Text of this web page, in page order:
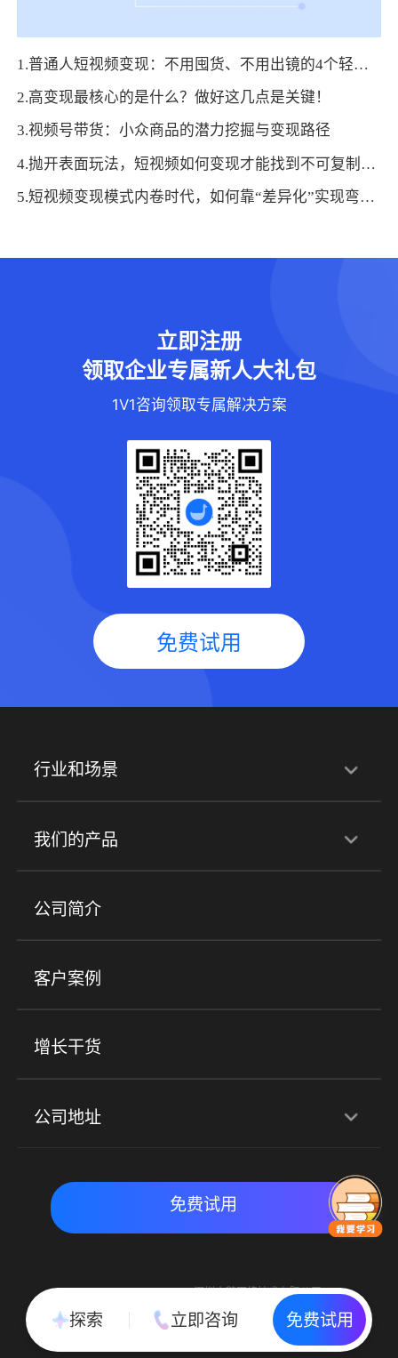
1.普通人短视频变现：不用囤货、不用出镜的4个轻资产玩法
2.高变现最核心的是什么？做好这几点是关键！
3.视频号带货：小众商品的潜力挖掘与变现路径
4.抛开表面玩法，短视频如何变现才能找到不可复制的盈利内核？
5.短视频变现模式内卷时代，如何靠“差异化”实现弯道超车
立即注册
领取企业专属新人大礼包
1V1咨询领取专属解决方案
免费试用
行业和场景
行业解决方案
培训机构 职业技能培训 兴趣培训
金融行业
心理机构
实时私域带货 数字化运营
我们的产品
产品
小程序商城 ERP 企微SCRM
社群圈子
公司简介
客户案例
增长干货
公司地址
北京地址：北京市朝阳区朝外大街乙6号23层
免费试用
Copyright © 2015-2018 深圳小鹅网络技术有限公司
All Rights Reserved. 粤ICP备15020529号
粤公网安备 44030502002037号
探索 立即咨询 免费试用